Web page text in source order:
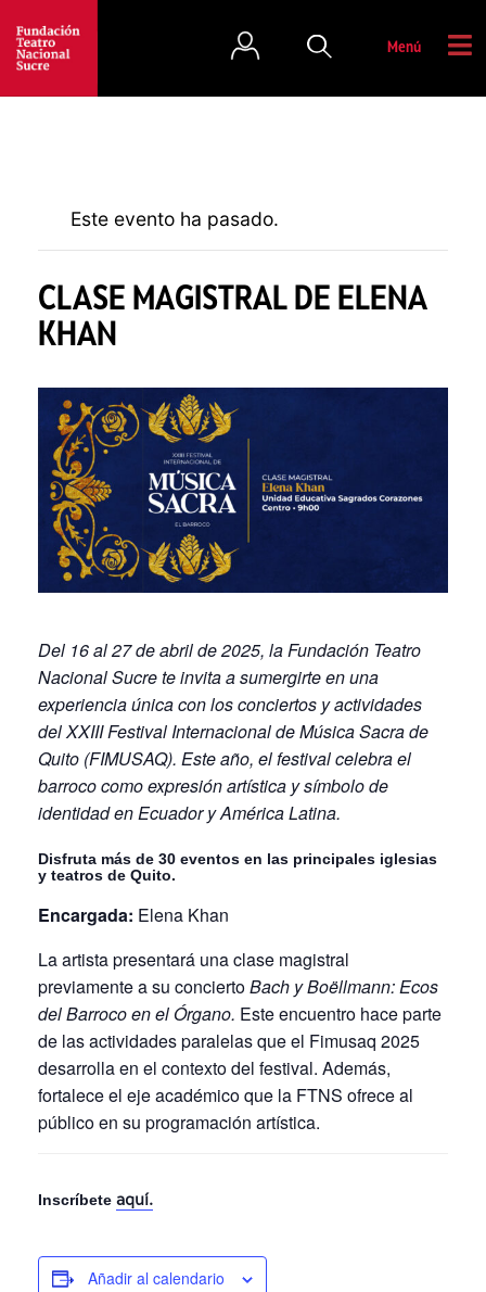
Menú
Este evento ha pasado.
CLASE MAGISTRAL DE ELENA
KHAN
Del 16 al 27 de abril de 2025, la Fundación Teatro
Nacional Sucre te invita a sumergirte en una
experiencia única con los conciertos y actividades
del XXIII Festival Internacional de Música Sacra de
Quito (FIMUSAQ). Este año, el festival celebra el
barroco como expresión artística y símbolo de
identidad en Ecuador y América Latina.
Disfruta más de 30 eventos en las principales iglesias
y teatros de Quito.
Encargada: Elena Khan
La artista presentará una clase magistral
previamente a su conciertoBach yBoëllmann: Ecos
del Barroco en el Órgano. Este encuentro hace parte
de las actividades paralelas que el Fimusaq 2025
desarrolla en el contexto del festival. Además,
fortalece el eje académico que la FTNS ofrece al
público en su programación artística.
Inscríbete aquí.
Añadir al calendario